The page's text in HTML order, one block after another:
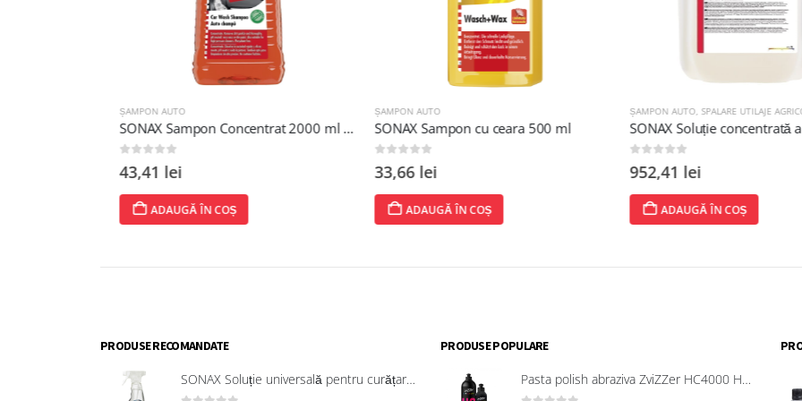
ȘAMPON AUTO
SONAX Sampon Concentrat 2000 ml - Strălucire Intensă și Protecție Durabilă
43,41lei
ADAUGĂ ÎN COȘ
ȘAMPON AUTO
SONAX Sampon cu ceara 500 ml
33,66lei
ADAUGĂ ÎN COȘ
ȘAMPON AUTO,SPALARE UTILAJE AGRICOLE
952,41lei
ADAUGĂ ÎN COȘ
PRODUSE RECOMANDATE
SONAX Soluție universală pentru curățarea suprafețelor interioare 321200
PRODUSE POPULARE
Pasta polish abraziva ZviZZer HC4000 Heavy Cut 750 ml